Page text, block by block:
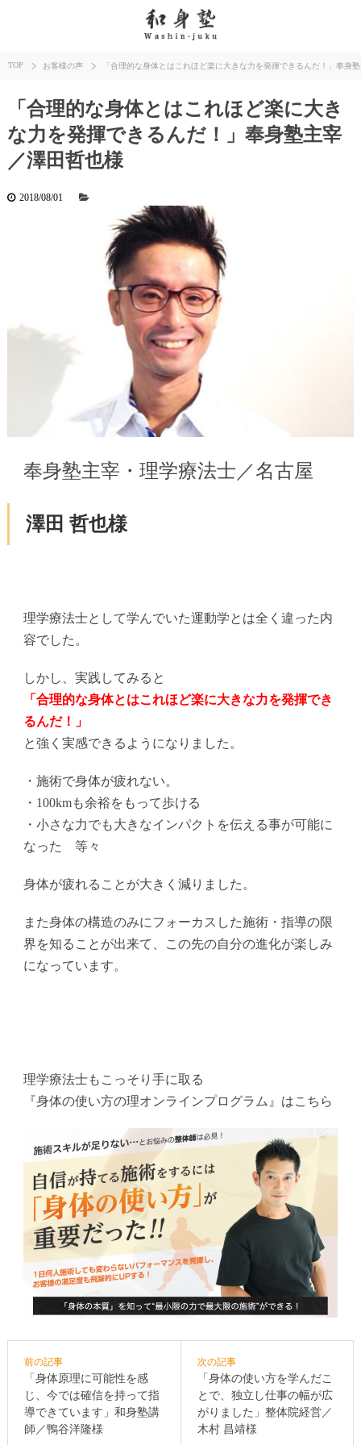
TOP お客様の声 「合理的な身体とはこれほど楽に大きな力を発揮できるんだ！」奉身
「合理的な身体とはこれほど楽に大き
な力を発揮できるんだ！」奉身塾主宰
／澤田哲也様
2018/08/01
奉身塾主宰・理学療法士／名古屋
澤田 哲也様
理学療法士として学んでいた運動学とは全く違った内
容でした。
しかし、実践してみると
「合理的な身体とはこれほど楽に大きな力を発揮でき
るんだ！」
と強く実感できるようになりました。
・施術で身体が疲れない。
・100kmも余裕をもって歩ける
・小さな力でも大きなインパクトを伝える事が可能に
なった 等々
身体が疲れることが大きく減りました。
また身体の構造のみにフォーカスした施術・指導の限
界を知ることが出来て、この先の自分の進化が楽しみ
になっています。
理学療法士もこっそり手に取る
『身体の使い方の理オンラインプログラム』はこちら
前の記事
「身体原理に可能性を感
じ、今では確信を持って指
導できています」和身塾講
師／鴨谷洋隆様
次の記事
「身体の使い方を学んだこ
とで、独立し仕事の幅が広
がりました」整体院経営／
木村 昌靖様